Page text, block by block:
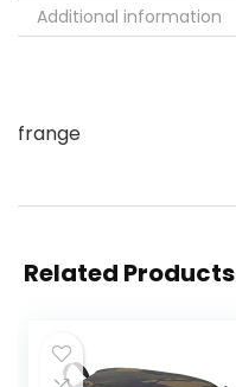
Additional information
frange
Related Products